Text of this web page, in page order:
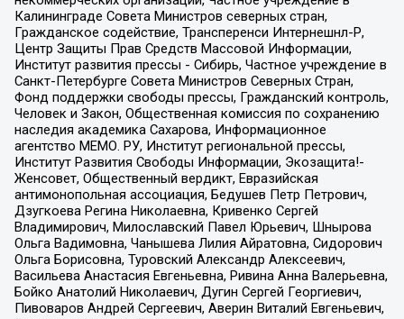
Калининграде Совета Министров северных стран,
Гражданское содействие, Трансперенси Интернешнл-Р,
Центр Защиты Прав Средств Массовой Информации,
Институт развития прессы - Сибирь, Частное учреждение в
Санкт-Петербурге Совета Министров Северных Стран,
Фонд поддержки свободы прессы, Гражданский контроль,
Человек и Закон, Общественная комиссия по сохранению
наследия академика Сахарова, Информационное
агентство МЕМО. РУ, Институт региональной прессы,
Институт Развития Свободы Информации, Экозащита!-
Женсовет, Общественный вердикт, Евразийская
антимонопольная ассоциация, Бедушев Петр Петрович,
Дзугкоева Регина Николаевна, Кривенко Сергей
Владимирович, Милославский Павел Юрьевич, Шнырова
Ольга Вадимовна, Чанышева Лилия Айратовна, Сидорович
Ольга Борисовна, Туровский Александр Алексеевич,
Васильева Анастасия Евгеньевна, Ривина Анна Валерьевна,
Бойко Анатолий Николаевич, Дугин Сергей Георгиевич,
Пивоваров Андрей Сергеевич, Аверин Виталий Евгеньевич,